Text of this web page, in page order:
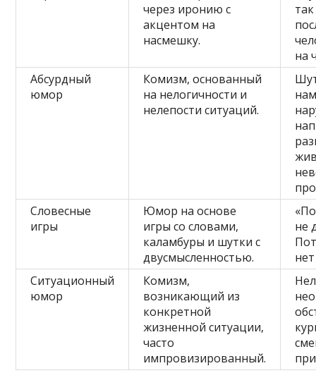
через иронию с
акцентом на
насмешку.
на
Абсурдный
юмор
Комизм, основанный
на нелогичности и
нелепости ситуаций.
Словесные
игры
Юмор на основе
игры со словами,
каламбуры и шутки с
двусмысленностью.
не
Ситуационный
юмор
Комизм,
возникающий из
конкретной
жизненной ситуации,
часто
импровизированный.